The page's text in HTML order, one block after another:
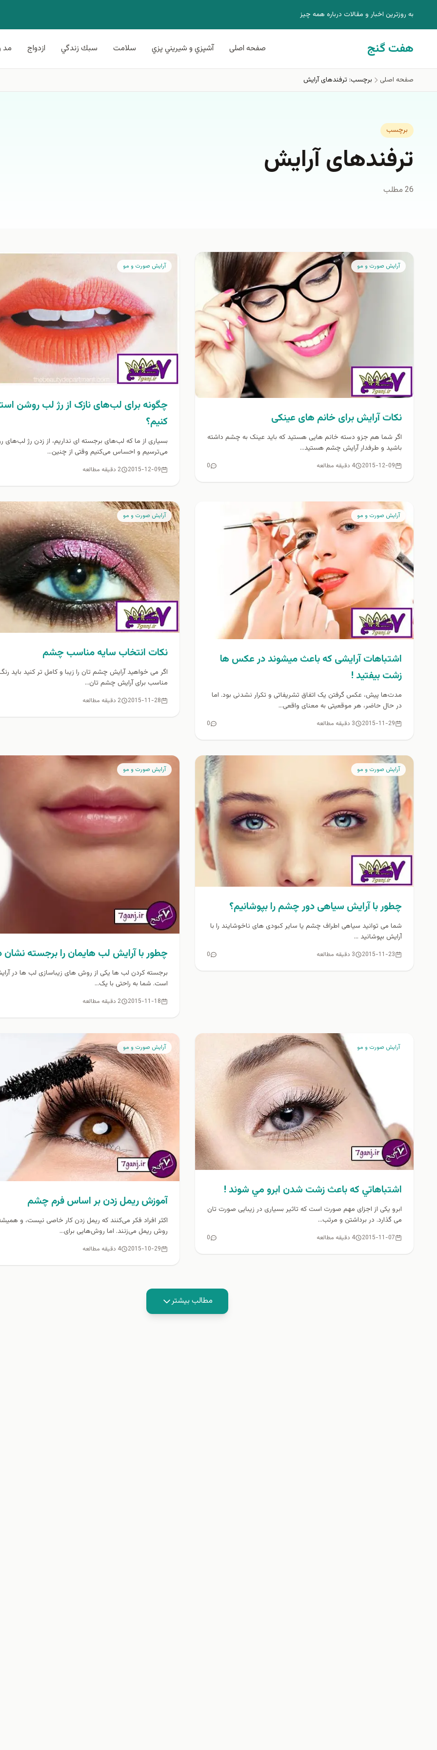
به روزترين اخبار و مقالات درباره همه چيز
هفت گنج صفحه اصلی آشپزي و شيريني پزي سلامت سبك زندگي ازدواج مد
صفحه اصلی برچسب: ترفندهای آرایش
برچسب
ترفندهای آرایش
26 مطلب
آرايش صورت و مو
نکات آرایش برای خانم های عینکی
اگر شما هم جزو دسته خانم هایی هستید که باید عینک به چشم داشته
باشید و طرفدار آرایش چشم هستید...
2015-12-09 4 دقیقه مطالعه 0
آرايش صورت و مو
چگونه برای لب‌های نازک از رژ لب روشن
کنیم؟
بسیاری از ما که لب‌های برجسته ای نداریم، از زدن رژ لب‌های
می‌ترسیم و احساس می‌کنیم وقتی از چنین...
2015-12-09 2 دقیقه مطالعه
آرايش صورت و مو
اشتباهات آرایشی که باعث میشوند در عکس ها
زشت بیفتید !
مدت‌ها پیش، عکس گرفتن یک اتفاق تشریفاتی و تکرار نشدنی بود. اما
در حال حاضر، هر موقعیتی به معنای واقعی...
2015-11-29 3 دقیقه مطالعه 0
آرايش صورت و مو
نکات انتخاب سایه مناسب چشم
اگر می خواهید آرایش چشم تان را زیبا و کامل تر کنید باید
مناسب برای آرایش چشم تان...
2015-11-28 2 دقیقه مطالعه
آرايش صورت و مو
چطور با آرایش سیاهی دور چشم را بپوشانیم؟
شما می توانید سیاهی اطراف چشم یا سایر کبودی های ناخوشایند را با
آرایش بپوشانید ...
2015-11-23 3 دقیقه مطالعه 0
آرايش صورت و مو
چطور با آرایش لب هایمان را برجسته
برجسته کردن لب ها یکی از روش های زیباسازی لب ها در
است. شما به راحتی با یک...
2015-11-18 2 دقیقه مطالعه
آرايش صورت و مو
اشتباهاتي كه باعث زشت شدن ابرو مي شوند !
ابرو یکی از اجزای مهم صورت است که تاثیر بسیاری در زیبایی صورت تان
می گذارد. در برداشتن و مرتب...
2015-11-07 4 دقیقه مطالعه 0
آرايش صورت و مو
آموزش ريمل زدن بر اساس فرم چشم
اکثر افراد فکر می‌کنند که ریمل زدن کار خاصی نیست، و
روش ریمل می‌زنند. اما روش‌هایی برای...
2015-10-29 4 دقیقه مطالعه
مطالب بیشتر